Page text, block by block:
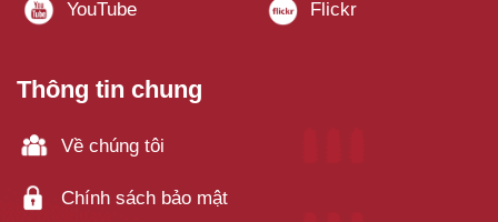
Thông tin chung
Về chúng tôi
Chính sách bảo mật